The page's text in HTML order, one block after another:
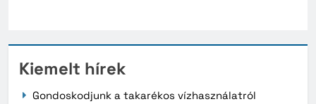
Kiemelt hírek
Gondoskodjunk a takarékos vízhasználatról